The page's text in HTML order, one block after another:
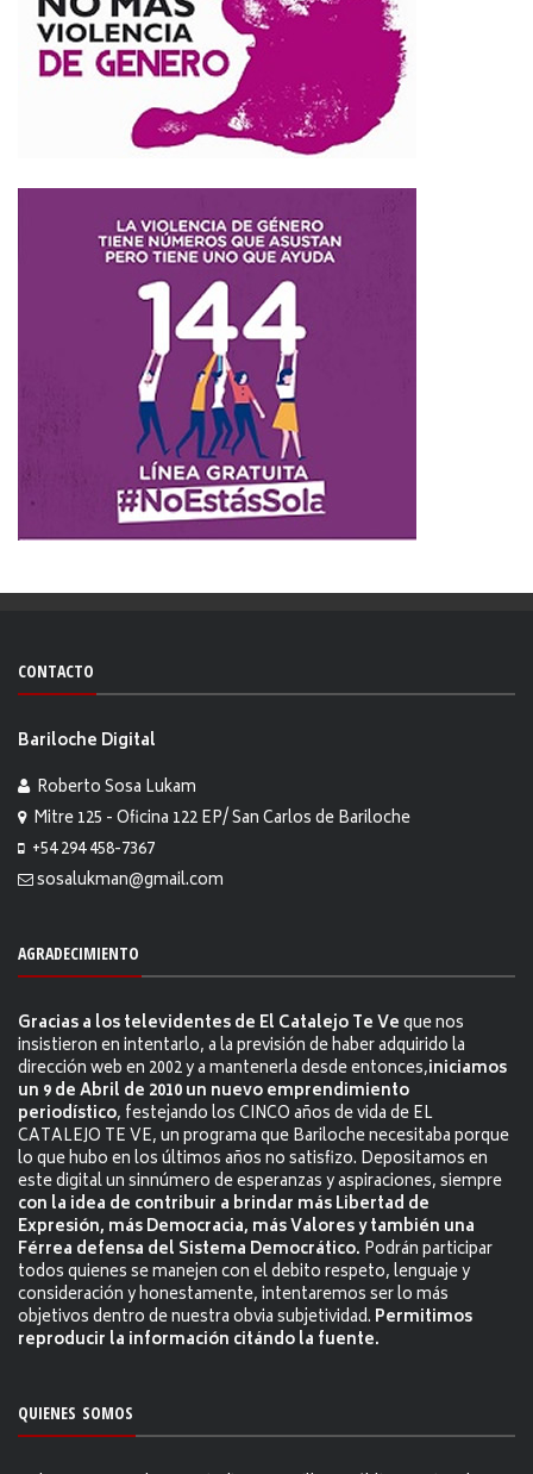
CONTACTO
Bariloche Digital
Roberto Sosa Lukam
Mitre 125 - Oficina 122 EP/ San Carlos de Bariloche
+54 294 458-7367
sosalukman@gmail.com
AGRADECIMIENTO
Gracias a los televidentes de El Catalejo Te Veque nos
insistieron en intentarlo, a la previsión de haber adquirido la
dirección web en 2002 y a mantenerla desde entonces,iniciamos
un 9 de Abril de 2010 un nuevo emprendimiento
periodístico, festejando los CINCO años de vida de EL
CATALEJO TE VE, un programa que Bariloche necesitaba porque
lo que hubo en los últimos años no satisfizo. Depositamos en
este digital un sinnúmero de esperanzas y aspiraciones, siempre
con la idea de contribuir a brindar más Libertad de
Expresión, más Democracia, más Valores y también una
Férrea defensa del Sistema Democrático. Podrán participar
todos quienes se manejen con el debito respeto, lenguaje y
consideración y honestamente, intentaremos ser lo más
objetivos dentro de nuestra obvia subjetividad. Permitimos
reproducir la información citándo la fuente.
QUIENES SOMOS